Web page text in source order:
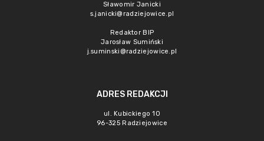
Sławomir Janicki
s.janicki@radziejowice.pl
Redaktor BIP
Jarosław Sumiński
j.suminski@radziejowice.pl
ADRES REDAKCJI
ul. Kubickiego 10
96-325 Radziejowice